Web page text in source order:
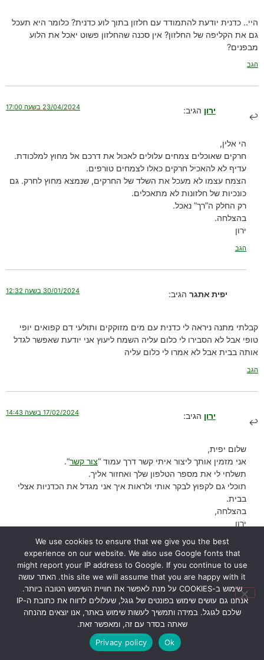
היי.. כדנית יודעת להתמודד עם חלזון בתוך לוע כדנית? כלומר היא תעכל
גם את הקליפה של החלזון? אין סכנה שהחלזון פשוט יאכל את הלוע
מבפנים?
הגב
ירון הגיב: 23/04/2024 בשעה 17:00
הי אלין,
חרקים שאוכלים צמחים עלולים לאכול את דרכם אל מחוץ למלכודת.
עדיף לא להאכיל חרקים כאלו לצמחים טורפים.
הצמח עצמו לא מעכל את השלד של החרקים, שנמצא מחוץ לחרק. גם
כונכיות של חלזונות לא מתאכלים.
רק החלק ה”רך” נאכל.
בהצלחה.
ירון
הגב
יפית אתגר הגיב: 30/01/2024 בשעה 12:32
קבלתי מתנה ניראה לי כדנית עם מים מזוקקים ותולעי דם קפואים יופי
טופי אבל לא הסבירו לי כלום עליה השמח ליעוץ אני יודעת שאפשר לגדל
אותה בבית אבל לא אמרו לי כלום עליה
הגב
ירון הגיב: 17/02/2024 בשעה 14:43
שלום יפית,
אני מזמין אותך ליצור איתי קשר דרך עמוד “צור קשר“.
תשלחי לי את מספר הטלפון שלך ואחזור אליך.
תוכלי גם לקפוץ לבקר אותי ולראות איך אני מגדל את הכדניות אצלי
בבית.
בהצלחה,
ירון
אורי דרור הגיב:
שלי נראת טוב ומוציאה עלים חדשים, אבל בכל זאת הגבעול שעליו נוצרים
הכדים משחיר, והעלה עצמו נראה טוב
We use cookies to ensure that we give you the best
experience on our website. We also use Google fonts that
might report your IP address to Google. If you continue to use
this site we will assume that you are happy with it. האתר עושה
שימוש ב-COOKIES על מנת לאפשר את חוויית השימוש הטובה ביותר.
אנחנו גם עושים שימוש בפונטים של גוגל, שעלולים לדווח את כתובת ה-IP
שלכם לגוגל. במידה ותמשיך לעשות שימוש באתר, אנו יוצאים מהנחה
שאתה בסדר עם זה, ומאפשר זאת.
Ok
Privacy policy